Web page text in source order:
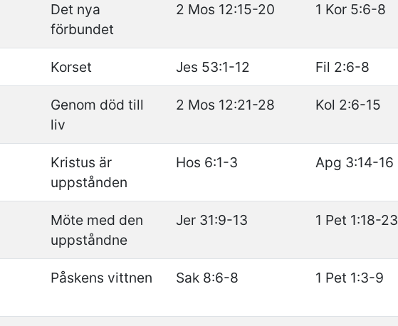
Det nya
förbundet
2 Mos 12:15-20 1 Kor 5:6-8
Korset Jes 53:1-12 Fil 2:6-8
Genom död till
liv
2 Mos 12:21-28 Kol 2:6-15
Kristus är
uppstånden
Hos 6:1-3 Apg 3:14-16
Möte med den
uppståndne
Jer 31:9-13 1 Pet 1:18-23
Påskens vittnen Sak 8:6-8 1 Pet 1:3-9